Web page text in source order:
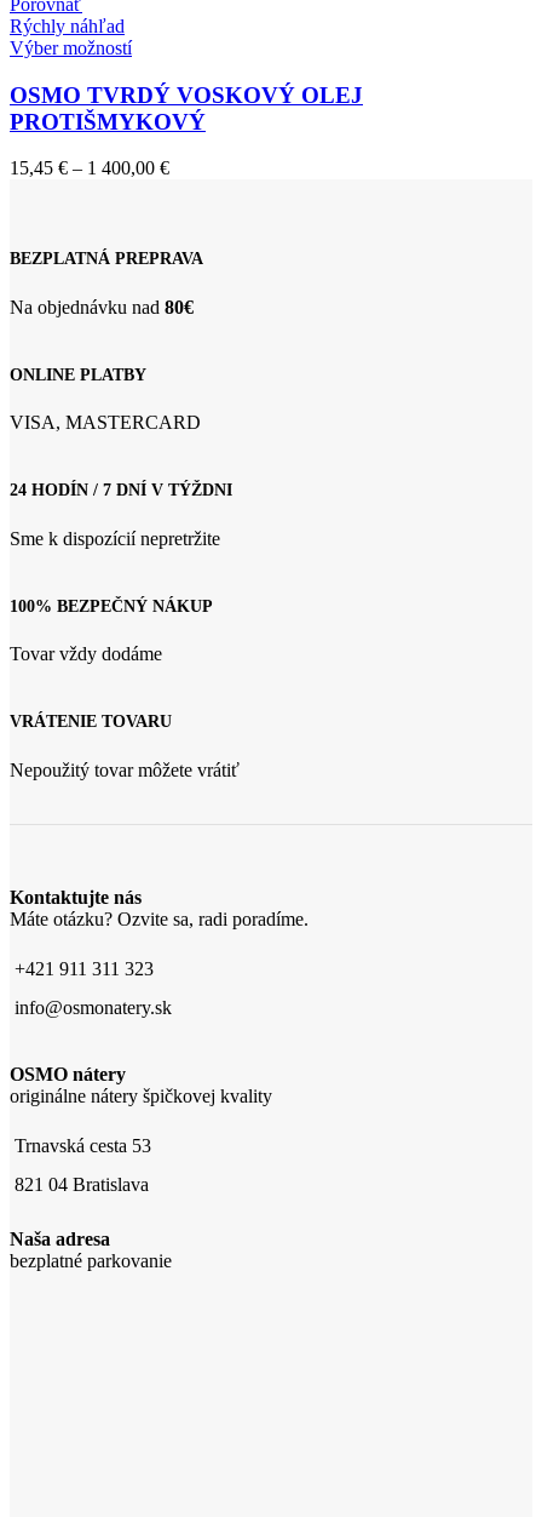
Rýchly náhľad
Výber možnostíTento
má
viacero
variantov.
si
stránke
OSMO TVRDÝ VOSKOVÝ OLEJ
PROTIŠMYKOVÝ
15,45 € – 1 400,00 €Price
1
BEZPLATNÁ PREPRAVA
Na objednávku nad 80€
ONLINE PLATBY
VISA, MASTERCARD
24 HODÍN / 7 DNÍ V TÝŽDNI
Sme k dispozícií nepretržite
100% BEZPEČNÝ NÁKUP
Tovar vždy dodáme
VRÁTENIE TOVARU
Nepoužitý tovar môžete vrátiť
Kontaktujte nás
Máte otázku? Ozvite sa, radi poradíme.
+421 911 311 323
info@osmonatery.sk
OSMO nátery
originálne nátery špičkovej kvality
Trnavská cesta 53
821 04 Bratislava
Naša adresa
bezplatné parkovanie